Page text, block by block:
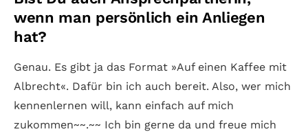
wenn man persönlich ein Anliegen
hat?
Genau. Es gibt ja das Format »Auf einen Kaffee mit
Albrecht«. Dafür bin ich auch bereit. Also, wer mich
kennenlernen will, kann einfach auf mich
zukommen~~.~~ Ich bin gerne da und freue mich